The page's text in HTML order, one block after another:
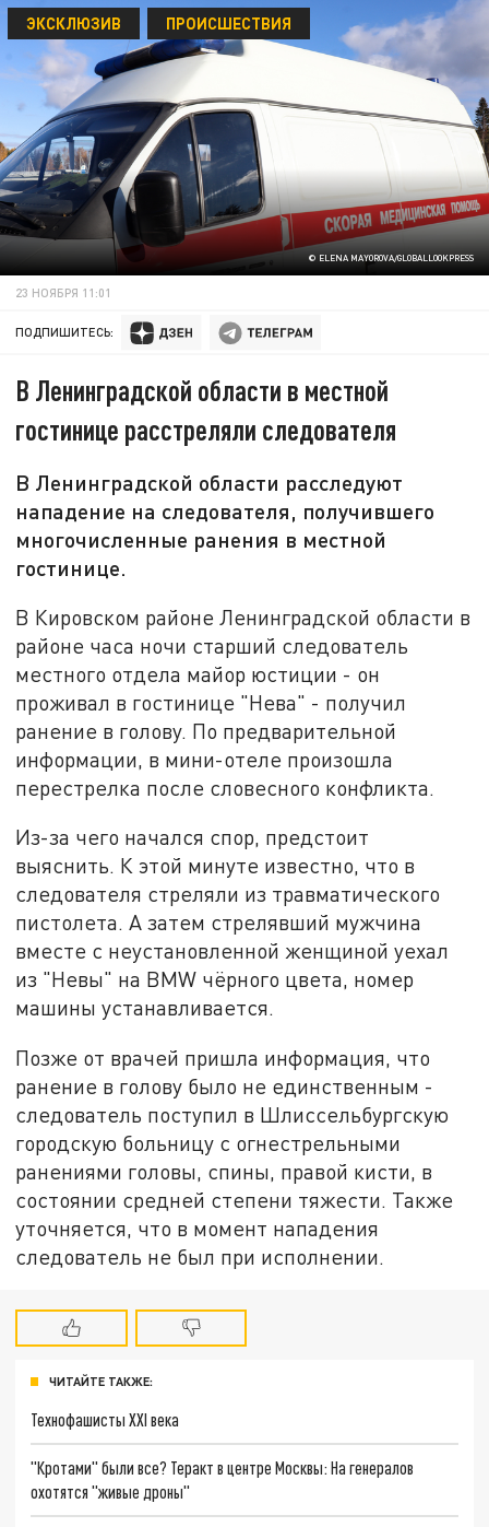
© ELENA MAYOROVA/GLOBALLOOKPRESS
ЭКСКЛЮЗИВ ПРОИСШЕСТВИЯ
23 НОЯБРЯ 11:01
ПОДПИШИТЕСЬ:
В Ленинградской области в местной
гостинице расстреляли следователя
В Ленинградской области расследуют
нападение на следователя, получившего
многочисленные ранения в местной
гостинице.
В Кировском районе Ленинградской области в
районе часа ночи старший следователь
местного отдела майор юстиции - он
проживал в гостинице "Нева" - получил
ранение в голову. По предварительной
информации, в мини-отеле произошла
перестрелка после словесного конфликта.
Из-за чего начался спор, предстоит
выяснить. К этой минуте известно, что в
следователя стреляли из травматического
пистолета. А затем стрелявший мужчина
вместе с неустановленной женщиной уехал
из "Невы" на BMW чёрного цвета, номер
машины устанавливается.
Позже от врачей пришла информация, что
ранение в голову было не единственным -
следователь поступил в Шлиссельбургскую
городскую больницу с огнестрельными
ранениями головы, спины, правой кисти, в
состоянии средней степени тяжести. Также
уточняется, что в момент нападения
следователь не был при исполнении.
ЧИТАЙТЕ ТАКЖЕ:
Технофашисты XXI века
"Кротами" были все? Теракт в центре Москвы: На генералов
охотятся "живые дроны"